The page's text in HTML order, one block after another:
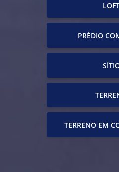
LOFT
PRÉDIO
TERRENO EM